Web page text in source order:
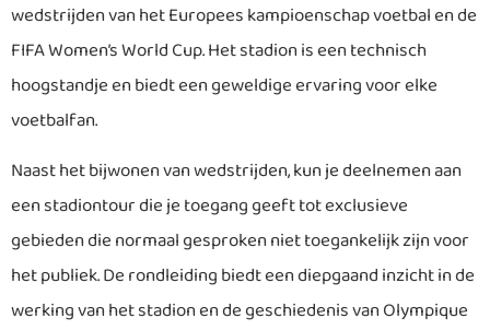
wedstrijden van het Europees kampioenschap voetbal en de
FIFA Women’s World Cup. Het stadion is een technisch
hoogstandje en biedt een geweldige ervaring voor elke
voetbalfan.
Naast het bijwonen van wedstrijden, kun je deelnemen aan
een stadiontour die je toegang geeft tot exclusieve
gebieden die normaal gesproken niet toegankelijk zijn voor
het publiek. De rondleiding biedt een diepgaand inzicht in de
werking van het stadion en de geschiedenis van Olympique